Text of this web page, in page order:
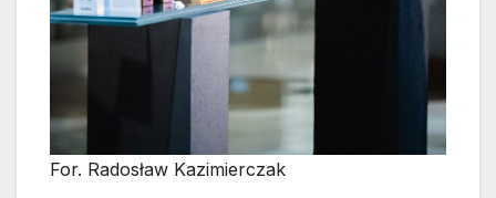
For. Radosław Kazimierczak